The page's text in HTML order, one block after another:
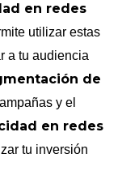
en redes
utilizar estas
a tu audiencia
de
y el
en redes
tu inversión